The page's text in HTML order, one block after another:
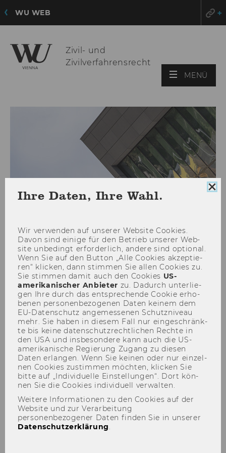
WU WEB
Zivil- und
Zivilverfahrensrecht
MENÜ
Vanessa Kofler, LL.M. (WU)
Ihre Daten, Ihre Wahl.
Wir ver­wen­den auf un­se­rer Web­site Coo­kies.
Davon sind ei­ni­ge für den Be­trieb un­se­rer Web­
site un­be­dingt er­for­der­lich, an­de­re sind op­tio­nal.
Wenn Sie auf den But­ton „Alle Coo­kies ak­zep­tie­
ren“ kli­cken, dann stim­men Sie allen Coo­kies zu.
Sie stim­men damit auch den Coo­kies US-​
amerikanischer An­bie­ter zu. Da­durch un­ter­lie­
gen Ihre durch das ent­spre­chen­de Coo­kie er­ho­
be­nen per­so­nen­be­zo­ge­nen Daten kei­nem dem
EU-​Datenschutz an­ge­mes­se­nen Schutz­ni­veau
mehr. Sie haben in die­sem Fall nur ein­ge­schränk­
te bis keine da­ten­schutz­recht­li­chen Rech­te in
den USA und ins­be­son­de­re kann auch die US-​
amerikanische Re­gie­rung Zu­gang zu die­sen
Daten er­lan­gen. Wenn Sie kei­nen oder nur ein­zel­
nen Coo­kies zu­stim­men möch­ten, kli­cken Sie
bitte auf „In­di­vi­du­el­le Ein­stel­lun­gen“. Dort kön­
nen Sie die Coo­kies in­di­vi­du­ell ver­wal­ten.
Weitere Informationen zu den Cookies auf der
Website und zur Verarbeitung
personenbezogener Daten finden Sie in unserer
Datenschutzerklärung.